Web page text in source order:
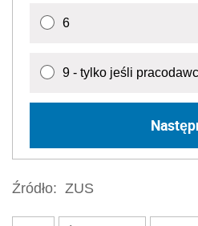
6
9 - tylko jeśli
Źródło: ZUS